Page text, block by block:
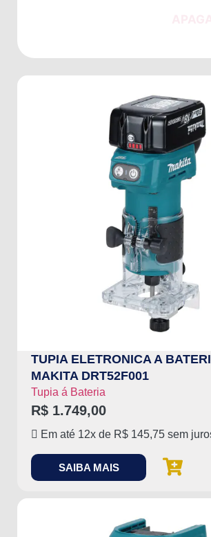
TUPIA ELETRONICA A
MAKITA DRT52F001
Tupia á Bateria
R$ 1.749,00
Em até 12x de R$ 145,75 sem
SAIBA MAIS